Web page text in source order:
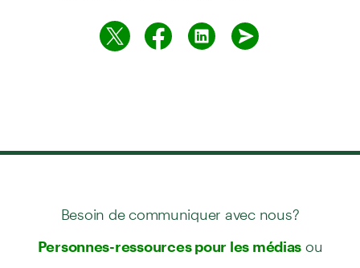
Besoin de communiquer avec nous?
Personnes-ressources pour les médias ou